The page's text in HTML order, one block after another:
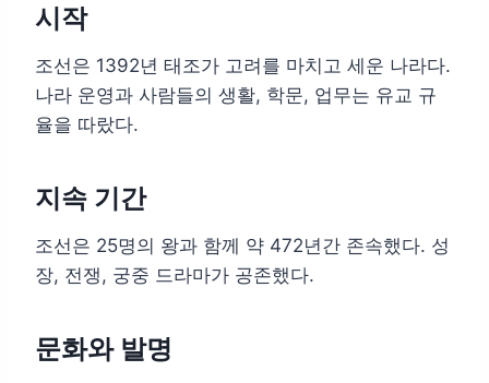
시작
조선은 1392년 태조가 고려를 마치고 세운 나라다.
나라 운영과 사람들의 생활, 학문, 업무는 유교 규
율을 따랐다.
지속 기간
조선은 25명의 왕과 함께 약 472년간 존속했다. 성
장, 전쟁, 궁중 드라마가 공존했다.
문화와 발명